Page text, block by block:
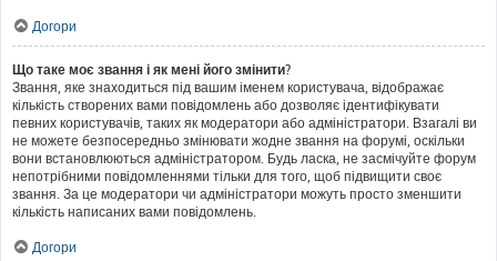
Догори
Що таке моє звання і як мені його змінити?
Звання, яке знаходиться під вашим іменем користувача, відображає
кількість створених вами повідомлень або дозволяє ідентифікувати
певних користувачів, таких як модератори або адміністратори. Взагалі ви
не можете безпосередньо змінювати жодне звання на форумі, оскільки
вони встановлюються адміністратором. Будь ласка, не засмічуйте форум
непотрібними повідомленнями тільки для того, щоб підвищити своє
звання. За це модератори чи адміністратори можуть просто зменшити
кількість написаних вами повідомлень.
Догори